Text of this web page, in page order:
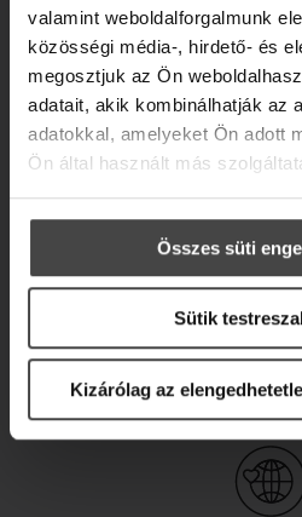
valamint weboldalforgalmunk
közösségi média-, hirdető- és
megosztjuk az Ön
adatait, akik kombinálhatják az
adatokkal, amelyeket Ön adott
Ön által használt más
Összes süti
Sütik
Kizárólag az